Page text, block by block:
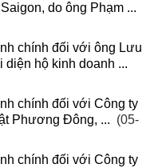
do ông Phạm ...
chính đối với ông Lưu
diện hộ kinh doanh ...
chính đối với Công ty
Phương Đông, ... (05-
chính đối với Công ty